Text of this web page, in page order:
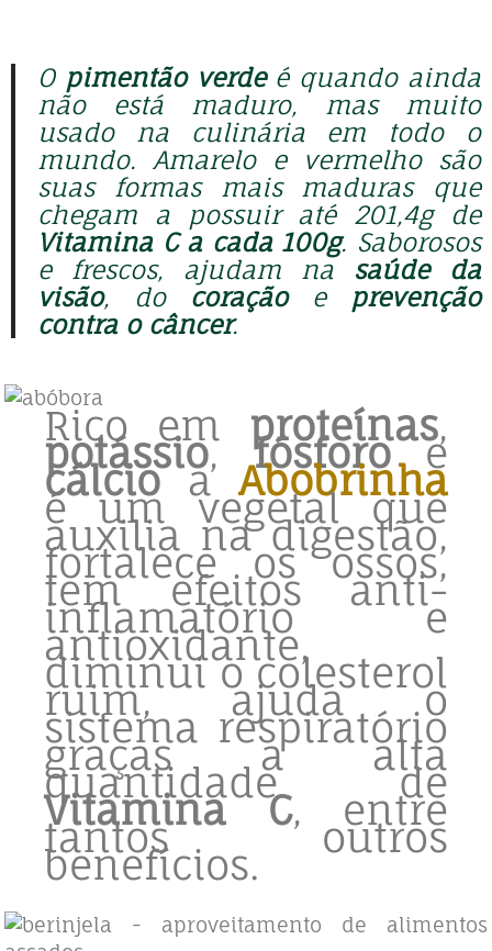
O pimentão verdeé quando ainda
não está maduro, mas muito
usado na culinária em todo o
mundo. Amarelo e vermelho são
suas formas mais maduras que
chegam a possuir até 201,4g de
Vitamina C a cada 100g. Saborosos
e frescos, ajudam na saúde da
visão, do coraçãoe
prevenção
contra o câncer.
Rico em proteínas,
potássio,fósforoe
cálcioaAbobrinha
é um vegetal que
auxilia na digestão,
fortalece os ossos,
tem efeitos anti-
inflamatório e
antioxidante,
diminui o colesterol
ruim, ajuda o
sistema respiratório
graças a alta
quantidade de
Vitamina C, entre
tantos outros
benefícios.